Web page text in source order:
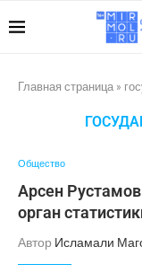
Главная страница »
Общество
Арсен
орган
Автор Исламали